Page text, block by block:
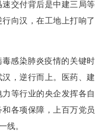
交付背后是中建三局等
向汉，在工地上打响了
感染肺炎疫情的关键时
，逆行而上。医药、建
等行业的央企发挥各自
各项保障，上百万党员
线。